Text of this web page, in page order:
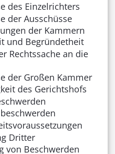
des Einzelrichters
der Ausschüsse
der Kammern
und Begründetheit
Rechtssache an die
der Großen Kammer
des Gerichtshofs
Dritter
von Beschwerden